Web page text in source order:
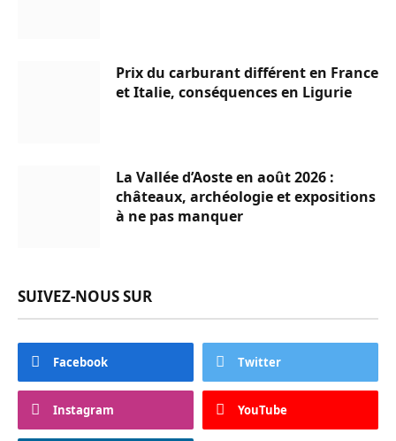
Prix du carburant différent en France
et Italie, conséquences en Ligurie
La Vallée d’Aoste en août 2026 :
châteaux, archéologie et expositions
à ne pas manquer
SUIVEZ-NOUS SUR
Facebook Twitter
Instagram YouTube